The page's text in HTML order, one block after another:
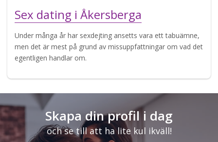
Sex dating i Åkersberga
Under många år har sexdejting ansetts vara ett tabuämne,
men det är mest på grund av missuppfattningar om vad det
egentligen handlar om.
Skapa din profil i dag
och se till att ha lite kul ikväll!